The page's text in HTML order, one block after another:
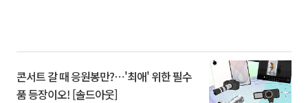
콘서트 갈 때 응원봉만?⋯'최애' 위한 필수
품 등장이오! [솔드아웃]